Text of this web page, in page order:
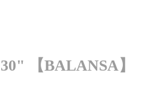
【BALANSA】